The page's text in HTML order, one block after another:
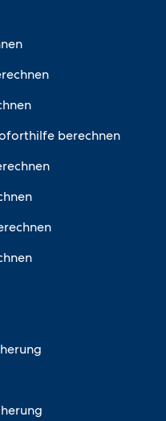
berechnen